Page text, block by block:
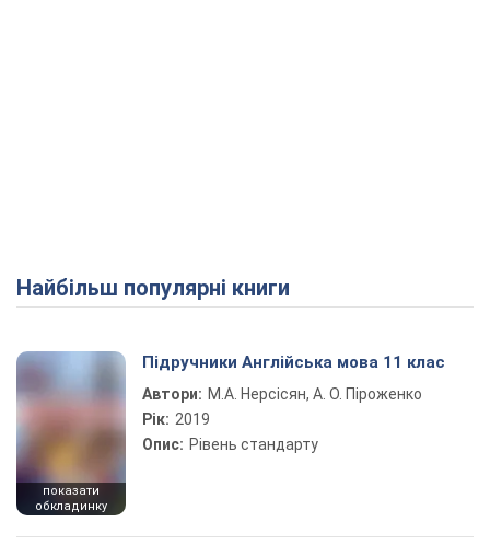
Найбільш популярні книги
показати
обкладинку
Підручники Англійська мова 11 клас
Автори: М.А. Нерсісян, А. О. Піроженко
Рік: 2019
Опис: Рівень стандарту